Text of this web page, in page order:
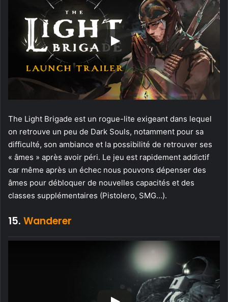
The Light Brigade est un rogue-lite exigeant dans lequel
on retrouve un peu de Dark Souls, notamment pour sa
difficulté, son ambiance et la possibilité de retrouver ses
« âmes » après avoir péri. Le jeu est rapidement addictif
car même après un échec nous pouvons dépenser des
âmes pour débloquer de nouvelles capacités et des
classes supplémentaires (Pistolero, SMG…).
15. Wanderer